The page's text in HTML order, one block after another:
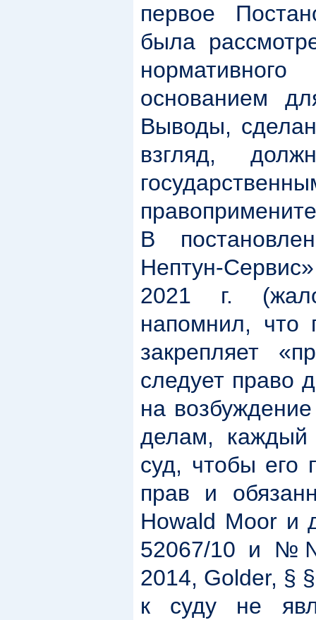
первое
была
основанием
Выводы,
взгляд,
В
Нептун-
2021 г.
напомнил, что
закрепляет
следует право
на
делам, каждый
суд, чтобы его
прав и
Howald Moor
52067/10 и
2014, Golder, §
к суду не